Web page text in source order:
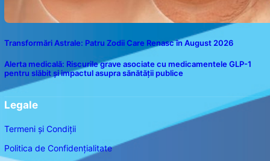
Transformări Astrale: Patru Zodii Care Renasc în August 2026
Alerta medicală: Riscurile grave asociate cu medicamentele GLP-1
pentru slăbit și impactul asupra sănătății publice
Legale
Termeni și Condiții
Politica de Confidențialitate